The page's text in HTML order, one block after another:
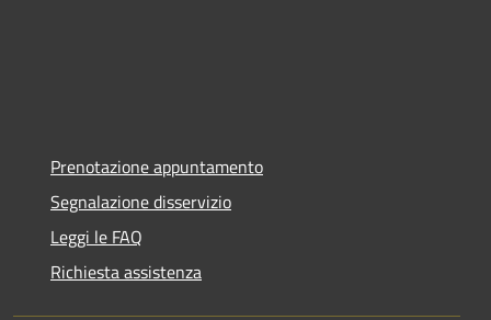
Prenotazione appuntamento
Segnalazione disservizio
Leggi le FAQ
Richiesta assistenza